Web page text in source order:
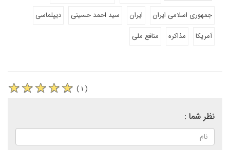
جمهوری اسلامی ایران
ایران سید احمد حسینی
دیپلماسی
آمریکا
مذاکره منافع ملی
( ۱ )
نظر شما :